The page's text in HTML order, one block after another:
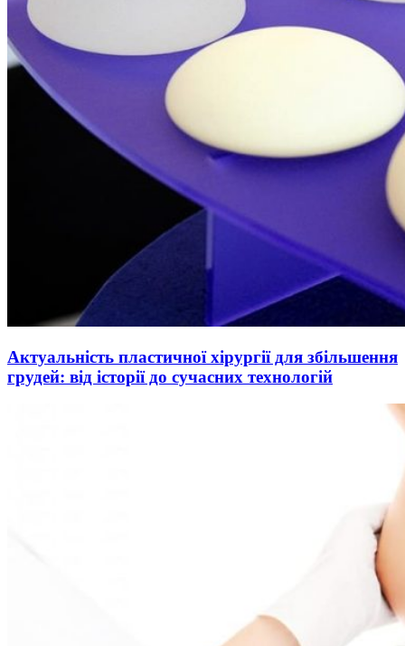
Актуальність пластичної хірургії для збільшення
грудей: від історії до сучасних технологій